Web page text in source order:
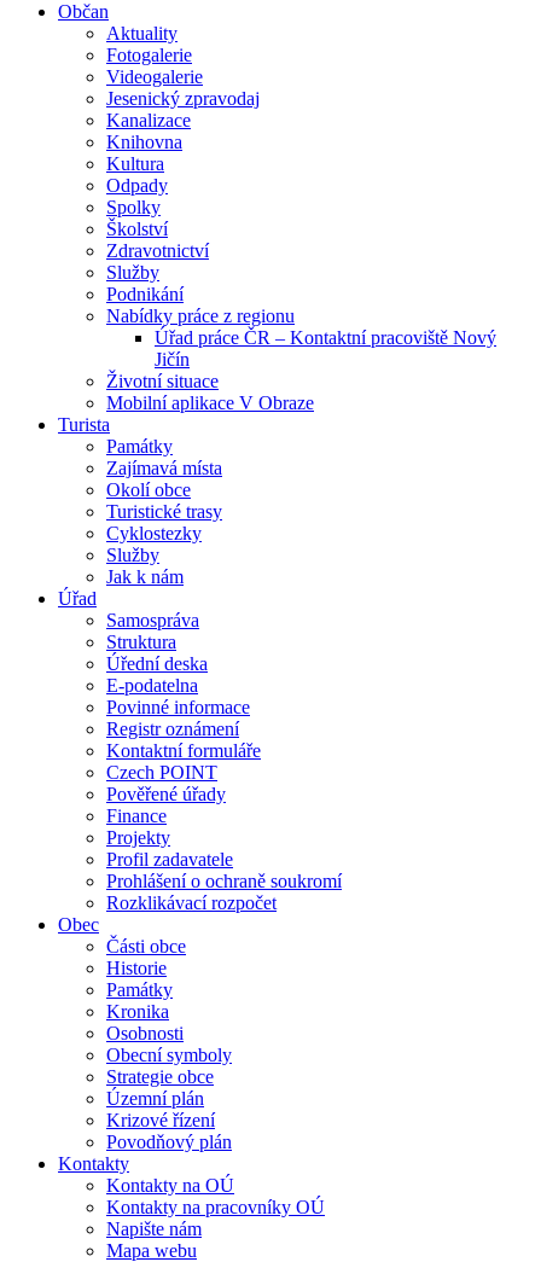
Občan
Aktuality
Fotogalerie
Videogalerie
Jesenický zpravodaj
Kanalizace
Knihovna
Kultura
Odpady
Spolky
Školství
Zdravotnictví
Služby
Podnikání
Nabídky práce z regionu
Úřad práce ČR – Kontaktní pracoviště Nový
Jičín
Životní situace
Mobilní aplikace V Obraze
Turista
Památky
Zajímavá místa
Okolí obce
Turistické trasy
Cyklostezky
Služby
Jak k nám
Úřad
Samospráva
Struktura
Úřední deska
E-podatelna
Povinné informace
Registr oznámení
Kontaktní formuláře
Czech POINT
Pověřené úřady
Finance
Projekty
Profil zadavatele
Prohlášení o ochraně soukromí
Rozklikávací rozpočet
Obec
Části obce
Historie
Památky
Kronika
Osobnosti
Obecní symboly
Strategie obce
Územní plán
Krizové řízení
Povodňový plán
Kontakty
Kontakty na OÚ
Kontakty na pracovníky OÚ
Napište nám
Mapa webu